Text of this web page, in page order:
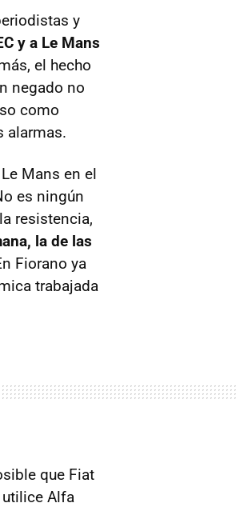
y
y a Le Mans
el hecho
negado no
como
alarmas.
Mans en el
es ningún
resistencia,
la de las
Fiorano ya
trabajada
que Fiat
Alfa